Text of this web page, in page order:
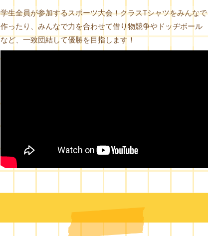
学生全員が参加するスポーツ大会！クラスTシャツをみんなで
作ったり、みんなで力を合わせて借り物競争やドッヂボール
など、一致団結して優勝を目指します！